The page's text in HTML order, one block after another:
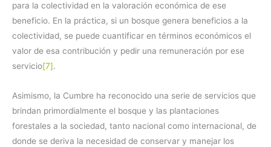
para la colectividad en la valoración económica de ese
beneficio. En la práctica, si un bosque genera beneficios a la
colectividad, se puede cuantificar en términos económicos el
valor de esa contribución y pedir una remuneración por ese
servicio[7].
Asimismo, la Cumbre ha reconocido una serie de servicios que
brindan primordialmente el bosque y las plantaciones
forestales a la sociedad, tanto nacional como internacional, de
donde se deriva la necesidad de conservar y manejar los